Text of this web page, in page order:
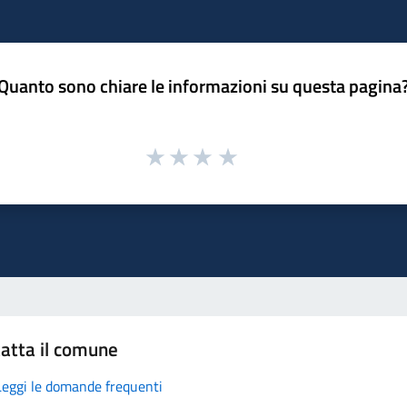
sono chiare le informazioni su questa
il comune
le domande frequenti